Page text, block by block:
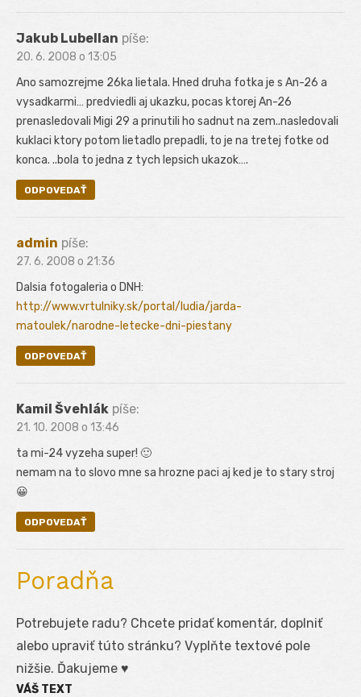
Jakub Lubellan píše:
20. 6. 2008 o 13:05
Ano samozrejme 26ka lietala. Hned druha fotka je s An-26 a
vysadkarmi… predviedli aj ukazku, pocas ktorej An-26
prenasledovali Migi 29 a prinutili ho sadnut na zem..nasledovali
kuklaci ktory potom lietadlo prepadli, to je na tretej fotke od
konca. ..bola to jedna z tych lepsich ukazok….
ODPOVEDAŤ
admin píše:
27. 6. 2008 o 21:36
Dalsia fotogaleria o DNH:
http://www.vrtulniky.sk/portal/ludia/jarda-
matoulek/narodne-letecke-dni-piestany
ODPOVEDAŤ
Kamil Švehlák píše:
21. 10. 2008 o 13:46
ta mi-24 vyzeha super! 🙂
nemam na to slovo mne sa hrozne paci aj ked je to stary stroj
😀
ODPOVEDAŤ
Poradňa
Potrebujete radu? Chcete pridať komentár, doplniť
alebo upraviť túto stránku? Vyplňte textové pole
nižšie. Ďakujeme ♥
VÁŠ TEXT